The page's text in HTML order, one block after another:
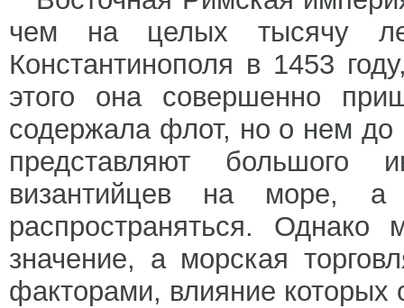
чем на целых тысячу
Константинополя в 1453
этого она совершенно
содержала флот, но о нем
представляют
византийцев на
распространяться.
значение, а морская
факторами, влияние которых